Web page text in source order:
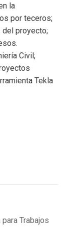
la
por teceros;
proyecto;
Civil;
Tekla
Trabajos